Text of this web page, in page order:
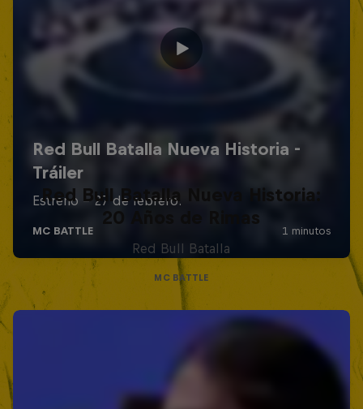
Red Bull Batalla Nueva Historia:
20 Años de Rimas
Red Bull Batalla
MC BATTLE